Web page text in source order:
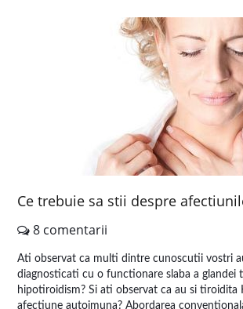
Ce trebuie sa stii despre
8 comentarii
Ati observat ca multi dintre cunoscutii vostri
diagnosticati cu o functionare slaba a glandei
hipotiroidism? Si ati observat ca au si tiroidita
afectiune autoimuna? Abordarea